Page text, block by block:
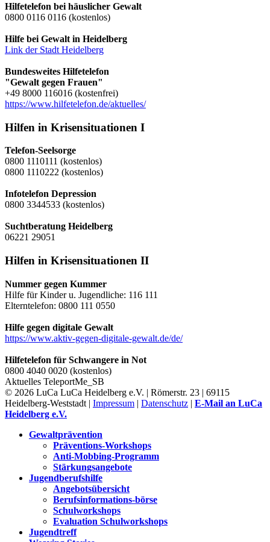
Hilfetelefon bei häuslicher Gewalt
0800 0116 0116 (kostenlos)
Hilfe bei Gewalt in Heidelberg
Link der Stadt Heidelberg
Bundesweites Hilfetelefon
"Gewalt gegen Frauen"
+49 8000 116016 (kostenfrei)
https://www.hilfetelefon.de/aktuelles/
Hilfen in Krisensituationen I
Telefon-Seelsorge
0800 1110111 (kostenlos)
0800 1110222 (kostenlos)
Infotelefon Depression
0800 3344533 (kostenlos)
Suchtberatung Heidelberg
06221 29051
Hilfen in Krisensituationen II
Nummer gegen Kummer
Hilfe für Kinder u. Jugendliche: 116 111
Elterntelefon: 0800 111 0550
Hilfe gegen digitale Gewalt
https://www.aktiv-gegen-digitale-gewalt.de/de/
Hilfetelefon für Schwangere in Not
0800 4040 0020 (kostenlos)
Aktuelles TeleportMe_SB
© 2026 LuCa LuCa Heidelberg e.V. | Römerstr. 23 | 69115
Heidelberg-Weststadt | Impressum | Datenschutz | E-Mail an LuCa
Heidelberg e.V.
Gewaltprävention
Präventions-Workshops
Anti-Mobbing-Programm
Stärkungsangebote
Jugendberufshilfe
Angebotsübersicht
Berufsinformations-börse
Schulworkshops
Evaluation Schulworkshops
Jugendtreff